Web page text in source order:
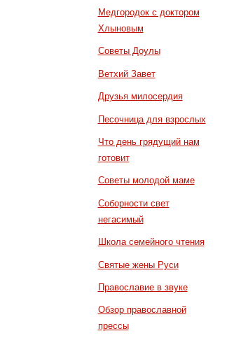
Медгородок с доктором
Хлыновым
Советы Доулы
Ветхий Завет
Друзья милосердия
Песочница для взрослых
Что день грядущий нам
готовит
Советы молодой маме
Соборности свет
негасимый
Школа семейного чтения
Святые жены Руси
Православие в звуке
Обзор православной
прессы